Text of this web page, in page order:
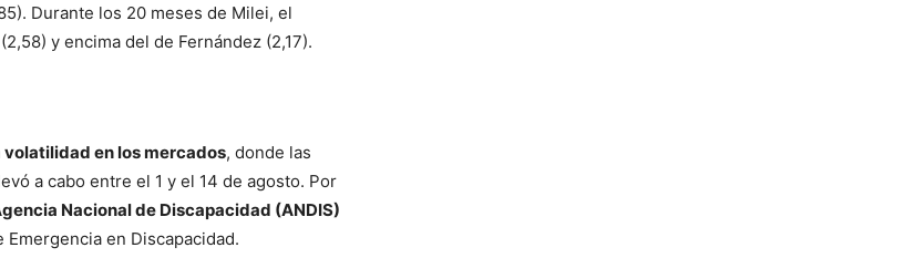
Durante los 20 meses de Milei, el
y encima del de Fernández (2,17).
en los mercados, donde las
a cabo entre el 1 y el 14 de agosto. Por
Nacional de Discapacidad (ANDIS)
en Discapacidad.